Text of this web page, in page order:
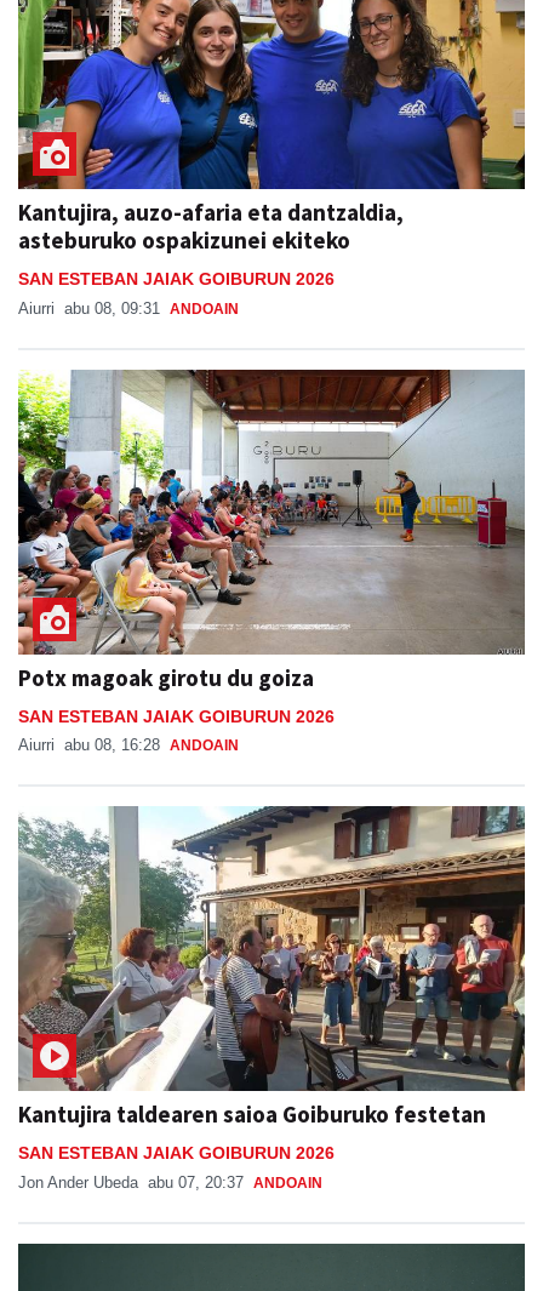
Kantujira, auzo-afaria eta dantzaldia,
asteburuko ospakizunei ekiteko
SAN ESTEBAN JAIAK GOIBURUN 2026
Aiurri abu 08, 09:31 ANDOAIN
Potx magoak girotu du goiza
SAN ESTEBAN JAIAK GOIBURUN 2026
Aiurri abu 08, 16:28 ANDOAIN
Kantujira taldearen saioa Goiburuko festetan
SAN ESTEBAN JAIAK GOIBURUN 2026
Jon Ander Ubeda abu 07, 20:37 ANDOAIN